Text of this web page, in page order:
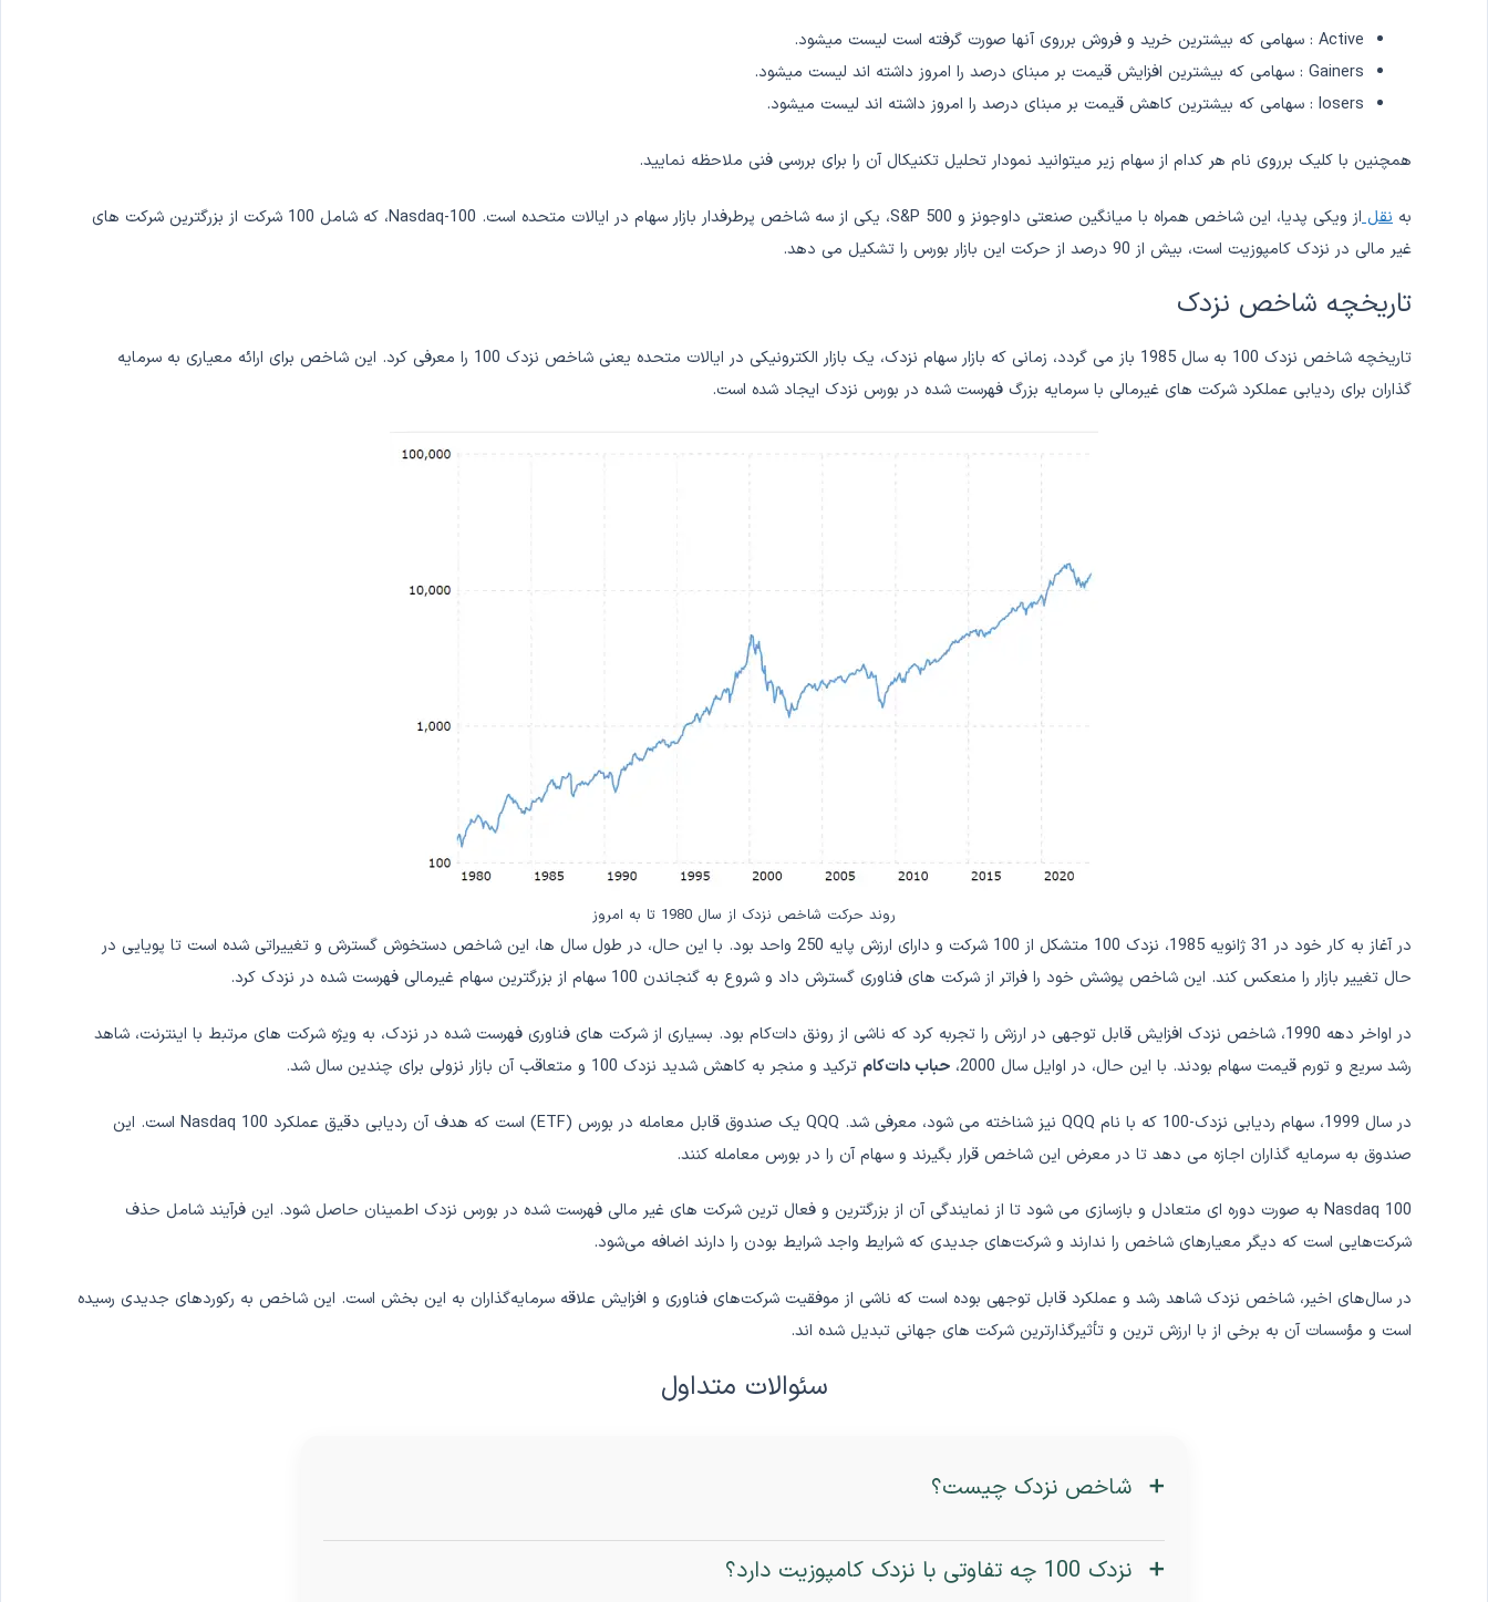
Active : سهامی که بیشترین خرید و فروش برروی آنها صورت گرفته است لیست میشود.
Gainers : سهامی که بیشترین افزایش قیمت بر مبنای درصد را امروز داشته اند لیست میشود.
losers : سهامی که بیشترین کاهش قیمت بر مبنای درصد را امروز داشته اند لیست میشود.
همچنین با کلیک برروی نام هر کدام از سهام زیر میتوانید نمودار تحلیل تکنیکال آن را برای بررسی فنی ملاحظه نمایید.
به نقل
از ویکی پدیا، این شاخص همراه با میانگین صنعتی داوجونز و S&P 500، یکی از سه شاخص پرطرفدار بازار سهام در ایالات متحده است. Nasdaq-100، که شامل 100 شرکت از بزرگترین شرکت های
غیر مالی در نزدک کامپوزیت است، بیش از 90 درصد از حرکت این بازار بورس را تشکیل می دهد.
تاریخچه شاخص نزدک
تاریخچه شاخص نزدک 100 به سال 1985 باز می گردد، زمانی که بازار سهام نزدک، یک بازار الکترونیکی در ایالات متحده یعنی شاخص نزدک 100 را معرفی کرد. این شاخص برای ارائه معیاری به سرمایه
گذاران برای ردیابی عملکرد شرکت های غیرمالی با سرمایه بزرگ فهرست شده در بورس نزدک ایجاد شده است.
روند حرکت شاخص نزدک از سال 1980 تا به امروز
در آغاز به کار خود در 31 ژانویه 1985، نزدک 100 متشکل از 100 شرکت و دارای ارزش پایه 250 واحد بود. با این حال، در طول سال ها، این شاخص دستخوش گسترش و تغییراتی شده است تا پویایی در
حال تغییر بازار را منعکس کند. این شاخص پوشش خود را فراتر از شرکت های فناوری گسترش داد و شروع به گنجاندن 100 سهام از بزرگترین سهام غیرمالی فهرست شده در نزدک کرد.
در اواخر دهه 1990، شاخص نزدک افزایش قابل توجهی در ارزش را تجربه کرد که ناشی از رونق دات‌کام بود. بسیاری از شرکت های فناوری فهرست شده در نزدک، به ویژه شرکت های مرتبط با اینترنت، شاهد
رشد سریع و تورم قیمت سهام بودند. با این حال، در اوایل سال 2000،
حباب دات‌کام ترکید و منجر به کاهش شدید نزدک 100 و متعاقب آن بازار نزولی برای چندین سال شد.
در سال 1999، سهام ردیابی نزدک-100 که با نام QQQ نیز شناخته می شود، معرفی شد. QQQ یک صندوق قابل معامله در بورس (ETF) است که هدف آن ردیابی دقیق عملکرد Nasdaq 100 است. این
صندوق به سرمایه گذاران اجازه می دهد تا در معرض این شاخص قرار بگیرند و سهام آن را در بورس معامله کنند.
Nasdaq 100 به صورت دوره ای متعادل و بازسازی می شود تا از نمایندگی آن از بزرگترین و فعال ترین شرکت های غیر مالی فهرست شده در بورس نزدک اطمینان حاصل شود. این فرآیند شامل حذف
شرکت‌هایی است که دیگر معیارهای شاخص را ندارند و شرکت‌های جدیدی که شرایط واجد شرایط بودن را دارند اضافه می‌شود.
در سال‌های اخیر، شاخص نزدک شاهد رشد و عملکرد قابل توجهی بوده است که ناشی از موفقیت شرکت‌های فناوری و افزایش علاقه سرمایه‌گذاران به این بخش است. این شاخص به رکوردهای جدیدی رسیده
است و مؤسسات آن به برخی از با ارزش ترین و تأثیرگذارترین شرکت های جهانی تبدیل شده اند.
سئوالات متداول
شاخص نزدک چیست؟
نزدک 100 چه تفاوتی با نزدک کامپوزیت دارد؟